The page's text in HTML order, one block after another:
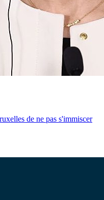
de ne pas s'immiscer